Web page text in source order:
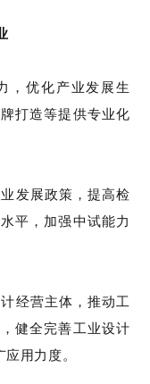
，优化产业发展生
打造等提供专业化
发展政策， 提高检
平，加强中试能力
经营主体， 推动工
健全完善工业设计
应用力度。